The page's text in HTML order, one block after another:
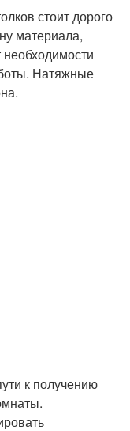
стоит дорого
материала,
Натяжные
к получению